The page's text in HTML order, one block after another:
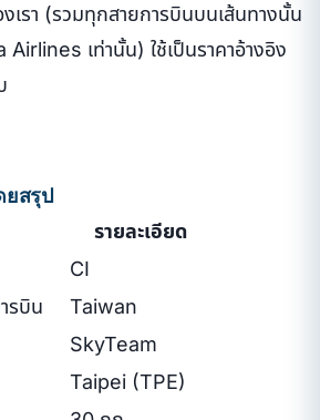
รา (รวมทุกสายการบินบนเส้นทางนั้น
Airlines เท่านั้น) ใช้เป็นราคาอ้างอิง
ยสรุป
รายละเอียด
CI
รบิน
Taiwan
SkyTeam
Taipei (TPE)